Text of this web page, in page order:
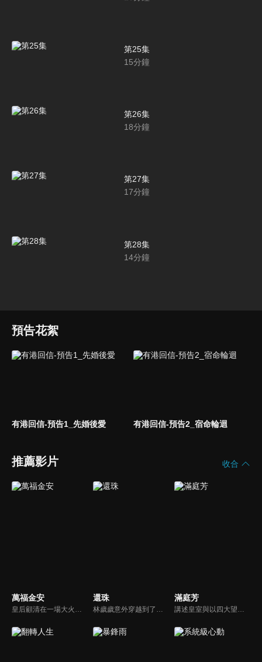
第25集
15分鐘
第26集
18分鐘
第27集
17分鐘
第28集
14分鐘
預告花絮
有港回信-預告1_先婚後愛 有港回信-預告2_宿命輪迴
推薦影片 收合
萬福金安 還珠 滿庭芳